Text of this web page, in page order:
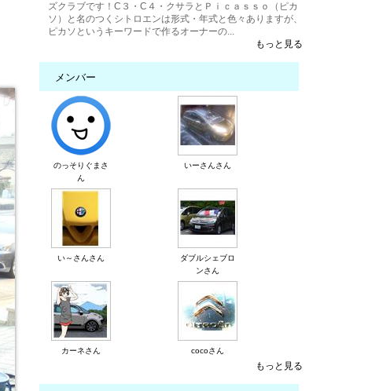
ズクラブです！C３・C４・クサラとＰｉｃａｓｓｏ（ピカ
ソ）と名のつくシトロエンは形式・年式と色々ありますが、
ピカソというキーワードで作るオーナーの...
もっと見る
メンバー
のっそりぐまさ
ん
いーさんさん
い～さんさん
ダブルシェブロ
ンさん
カーネさん cocoさん
もっと見る